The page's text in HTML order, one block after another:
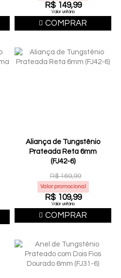
R$ 149,99
Valor unitário
COMPRAR
Aliança de Tungstênio
Prateada Reta 6mm
(FJ42-6)
R$ 169,99
Valor promocional
R$ 109,99
Valor unitário
COMPRAR